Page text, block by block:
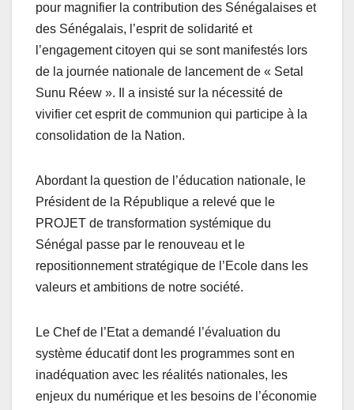
pour magnifier la contribution des Sénégalaises et
des Sénégalais, l’esprit de solidarité et
l’engagement citoyen qui se sont manifestés lors
de la journée nationale de lancement de « Setal
Sunu Réew ». Il a insisté sur la nécessité de
vivifier cet esprit de communion qui participe à la
consolidation de la Nation.
Abordant la question de l’éducation nationale, le
Président de la République a relevé que le
PROJET de transformation systémique du
Sénégal passe par le renouveau et le
repositionnement stratégique de l’Ecole dans les
valeurs et ambitions de notre société.
Le Chef de l’Etat a demandé l’évaluation du
système éducatif dont les programmes sont en
inadéquation avec les réalités nationales, les
enjeux du numérique et les besoins de l’économie